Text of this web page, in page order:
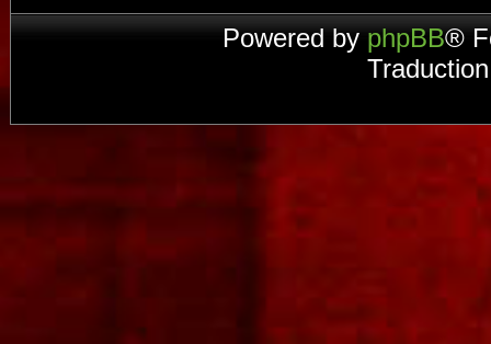
Powered by phpBB®